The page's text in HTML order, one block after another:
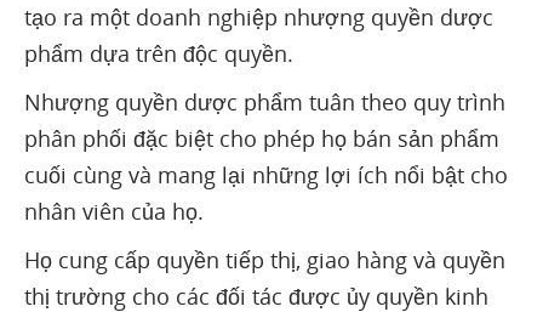
tạo ra một doanh nghiệp nhượng quyền dược
phẩm dựa trên độc quyền.
Nhượng quyền dược phẩm tuân theo quy trình
phân phối đặc biệt cho phép họ bán sản phẩm
cuối cùng và mang lại những lợi ích nổi bật cho
nhân viên của họ.
Họ cung cấp quyền tiếp thị, giao hàng và quyền
thị trường cho các đối tác được ủy quyền kinh